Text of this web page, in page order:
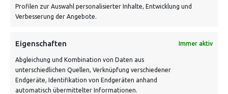
Profilen zur Auswahl personalisierter Inhalte, Entwicklung und
Verbesserung der Angebote.
Eigenschaften Immer aktiv
Abgleichung und Kombination von Daten aus
unterschiedlichen Quellen, Verknüpfung verschiedener
Endgeräte, Identifikation von Endgeräten anhand
automatisch übermittelter Informationen.
VERSANDKOSTENHINWEIS: